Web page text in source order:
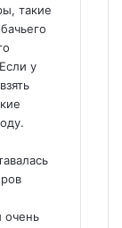
такие
у
очень